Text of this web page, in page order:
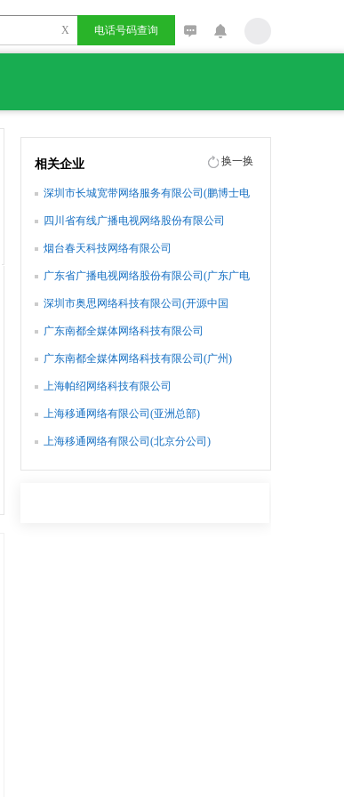
X 电话号码查询
相关企业 换一换
深圳市长城宽带网络服务有限公司(鹏博士电
四川省有线广播电视网络股份有限公司
烟台春天科技网络有限公司
广东省广播电视网络股份有限公司(广东广电
深圳市奥思网络科技有限公司(开源中国
广东南都全媒体网络科技有限公司
广东南都全媒体网络科技有限公司(广州)
上海帕绍网络科技有限公司
上海移通网络有限公司(亚洲总部)
上海移通网络有限公司(北京分公司)